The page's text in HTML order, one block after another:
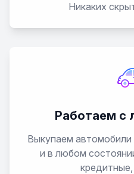
Никаких
Работаем с
Выкупаем
и в любом